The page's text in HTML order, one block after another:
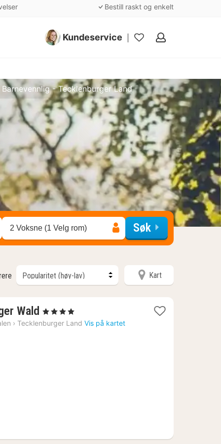
Bestill raskt og enkelt
Kundeservice
Mine
Barnevennlig - Tecklenburger Land
2 Voksne (1 Velg rom) Søk
Kart
Wald 1
natt
, 4 Stjerner
› Tecklenburger Land Vis på kartet